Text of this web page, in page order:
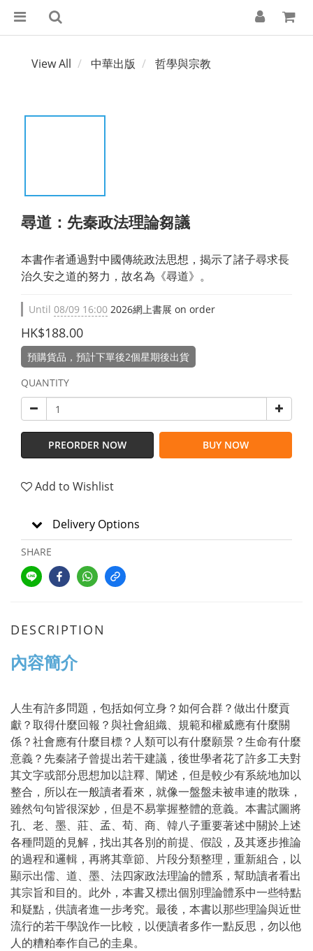
View All 中華出版 哲學與宗教
尋道：先秦政法理論芻議
本書作者通過對中國傳統政法思想，揭示了諸子尋求長
治久安之道的努力，故名為《尋道》。
Until 08/09 16:00 2026網上書展 on order
HK$188.00
預購貨品，預計下單後2個星期後出貨
QUANTITY
PREORDER NOW BUY NOW
Add to Wishlist
Delivery Options
SHARE
DESCRIPTION
內容簡介
人生有許多問題，包括如何立身？如何合群？做出什麼貢
獻？取得什麼回報？與社會組織、規範和權威應有什麼關
係？社會應有什麼目標？人類可以有什麼願景？生命有什麼
意義？先秦諸子曾提出若干建議，後世學者花了許多工夫對
其文字或部分思想加以註釋、闡述，但是較少有系統地加以
整合，所以在一般讀者看來，就像一盤盤未被串連的散珠，
雖然句句皆很深妙，但是不易掌握整體的意義。本書試圖將
孔、老、墨、莊、孟、荀、商、韓八子重要著述中關於上述
各種問題的見解，找出其各別的前提、假設，及其逐步推論
的過程和邏輯，再將其章節、片段分類整理，重新組合，以
顯示出儒、道、墨、法四家政法理論的體系，幫助讀者看出
其宗旨和目的。此外，本書又標出個別理論體系中一些特點
和疑點，供讀者進一步考究。最後，本書以那些理論與近世
流行的若干學說作一比較，以便讀者多作一點反思，勿以他
人的糟粕奉作自己的圭臬。